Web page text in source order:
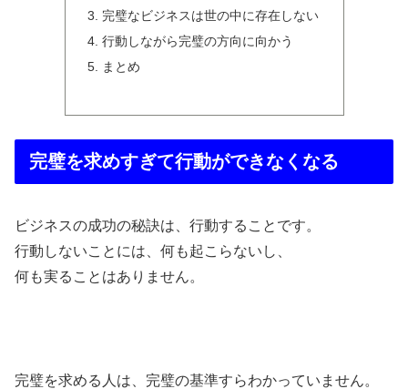
完璧なビジネスは世の中に存在しない
行動しながら完璧の方向に向かう
まとめ
完璧を求めすぎて行動ができなくなる
ビジネスの成功の秘訣は、行動することです。
行動しないことには、何も起こらないし、
何も実ることはありません。
完璧を求める人は、完璧の基準すらわかっていません。